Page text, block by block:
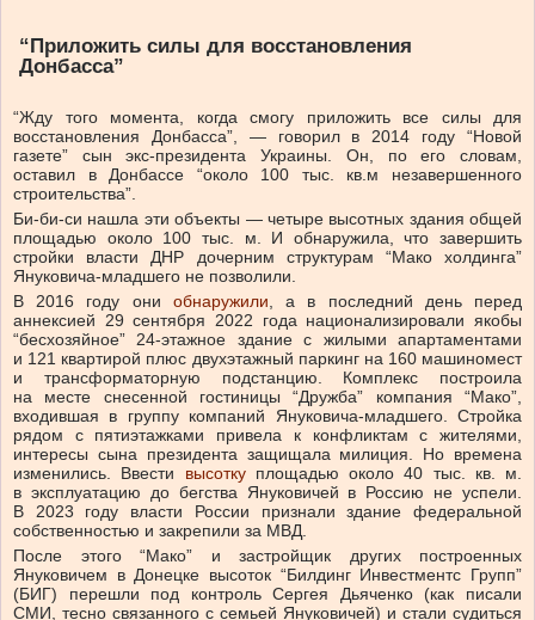
“Приложить силы для восстановления
Донбасса”
“Жду того момента, когда смогу приложить все силы для
восстановления Донбасса”, — говорил в 2014 году “Новой
газете” сын экс-президента Украины. Он, по его словам,
оставил в Донбассе “около 100 тыс. кв.м незавершенного
строительства”.
Би-би-си нашла эти объекты — четыре высотных здания общей
площадью около 100 тыс. м. И обнаружила, что завершить
стройки власти ДНР дочерним структурам “Мако холдинга”
Януковича-младшего не позволили.
В 2016 году они обнаружили , а в последний день перед
аннексией 29 сентября 2022 года национализировали якобы
“бесхозяйное” 24-этажное здание с жилыми апартаментами
и 121 квартирой плюс двухэтажный паркинг на 160 машиномест
и трансформаторную подстанцию. Комплекс построила
на месте снесенной гостиницы “Дружба” компания “Мако”,
входившая в группу компаний Януковича-младшего. Стройка
рядом с пятиэтажками привела к конфликтам с жителями,
интересы сына президента защищала милиция. Но времена
изменились. Ввести высотку площадью около 40 тыс. кв. м.
в эксплуатацию до бегства Януковичей в Россию не успели.
В 2023 году власти России признали здание федеральной
собственностью и закрепили за МВД.
После этого “Мако” и застройщик других построенных
Януковичем в Донецке высоток “Билдинг Инвестментс Групп”
(БИГ) перешли под контроль Сергея Дьяченко (как писали
СМИ, тесно связанного с семьей Януковичей) и стали судиться